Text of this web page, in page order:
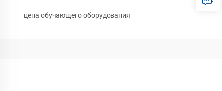
цена обучающего оборудования